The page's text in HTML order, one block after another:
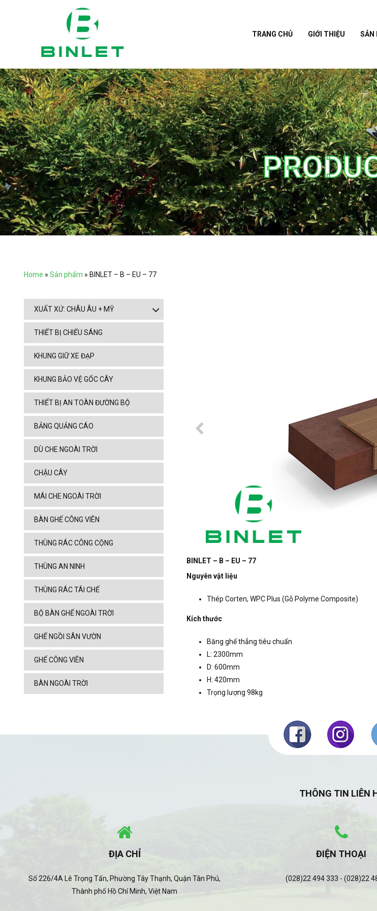
TRANG CHỦ GIỚI THIỆU SẢN
Home » Sản phẩm » BINLET – B – EU – 77
BINLET – B – EU – 77
Nguyên vật liệu
Thép Corten, WPC Plus (Gỗ Polyme Composite)
Kích thước
Băng ghế thẳng tiêu chuẩn
L: 2300mm
D: 600mm
H: 420mm
Trọng lượng 98kg
XUẤT XỨ: CHÂU ÂU + MỸ
THIẾT BỊ CHIẾU SÁNG
KHUNG GIỮ XE ĐẠP
KHUNG BẢO VỆ GỐC CÂY
THIẾT BỊ AN TOÀN ĐƯỜNG BỘ
BẢNG QUẢNG CÁO
DÙ CHE NGOÀI TRỜI
CHẬU CÂY
MÁI CHE NGOÀI TRỜI
BÀN GHẾ CÔNG VIÊN
THÙNG RÁC CÔNG CỘNG
THÙNG AN NINH
THÙNG RÁC TÁI CHẾ
BỘ BÀN GHẾ NGOÀI TRỜI
GHẾ NGỒI SÂN VƯỜN
GHẾ CÔNG VIÊN
BÀN NGOÀI TRỜI
THÔNG TIN LIÊN
ĐỊA CHỈ
Số 226/4A Lê Trọng Tấn, Phường Tây Thạnh, Quận Tân Phú,
Thành phố Hồ Chí Minh, Việt Nam
ĐIỆN THOẠI
(028)22 494 333 - (028)22